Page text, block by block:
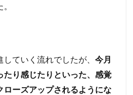
ていく流れでしたが、 今月
たり感じたりといった、感覚
ローズアップされるようにな